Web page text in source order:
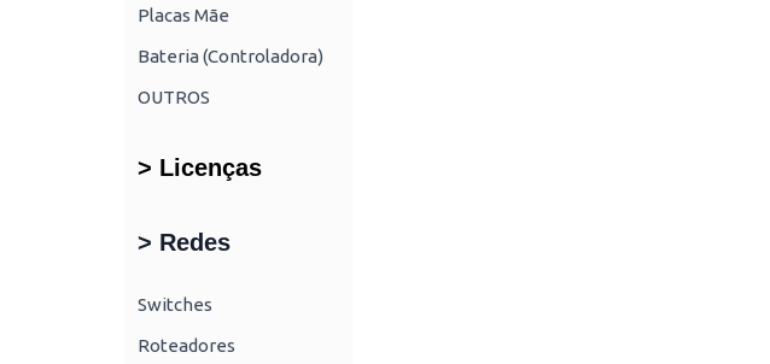
Placas Mãe
Bateria (Controladora)
OUTROS
> Licenças
> Redes
Switches
Roteadores